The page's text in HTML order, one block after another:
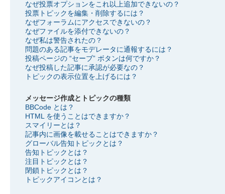
なぜ投票オプションをこれ以上追加できないの？
投票トピックを編集・削除するには？
なぜフォーラムにアクセスできないの？
なぜファイルを添付できないの？
なぜ私は警告されたの？
問題のある記事をモデレータに通報するには？
投稿ページの “セーブ” ボタンは何ですか？
なぜ投稿した記事に承認が必要なの？
トピックの表示位置を上げるには？
メッセージ作成とトピックの種類
BBCode とは？
HTML を使うことはできますか？
スマイリーとは？
記事内に画像を載せることはできますか？
グローバル告知トピックとは？
告知トピックとは？
注目トピックとは？
閉鎖トピックとは？
トピックアイコンとは？